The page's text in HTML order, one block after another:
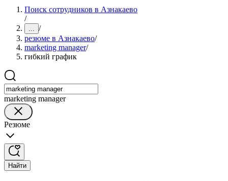
Поиск сотрудников в Азнакаево
/
... /
резюме в Азнакаево/
marketing manager/
гибкий график
marketing manager
Резюме
Найти